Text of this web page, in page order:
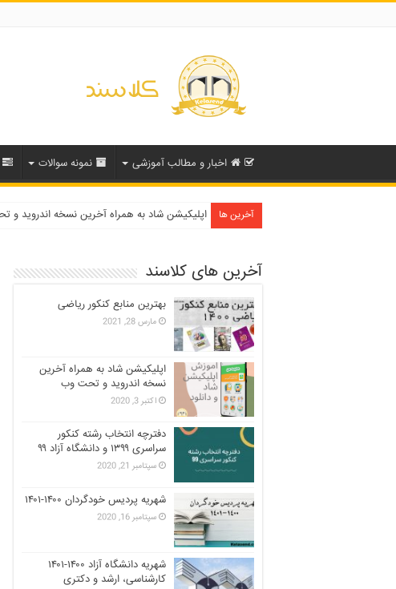
اخبار و مطالب آموزشی نمونه سوالات
آخرین ها اپلیکیشن شاد به همراه آخرین نسخه اندروید و
دفترچه انتخاب رشته کنکور سراسری ۱۳۹۹ و دانشگاه آزاد ۹۹
آخرین های کلاسند
بهترین منابع کنکور ریاضی
مارس 28, 2021
اپلیکیشن شاد به همراه آخرین
نسخه اندروید و تحت وب
اکتبر 3, 2020
دفترچه انتخاب رشته کنکور
سراسری ۱۳۹۹ و دانشگاه آزاد ۹۹
سپتامبر 21, 2020
شهریه پردیس خودگردان ۱۴۰۰-۱۴۰۱
سپتامبر 16, 2020
شهریه دانشگاه آزاد ۱۴۰۰-۱۴۰۱
کارشناسی، ارشد و دکتری